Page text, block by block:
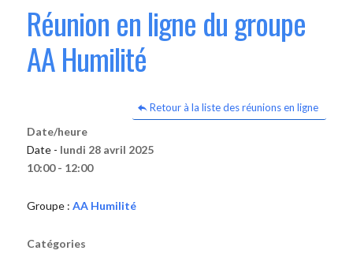
Réunion en ligne du groupe
AA Humilité
Retour à la liste des réunions en ligne
Date/heure
Date - lundi 28 avril 2025
10:00 - 12:00
Groupe : AA Humilité
Catégories